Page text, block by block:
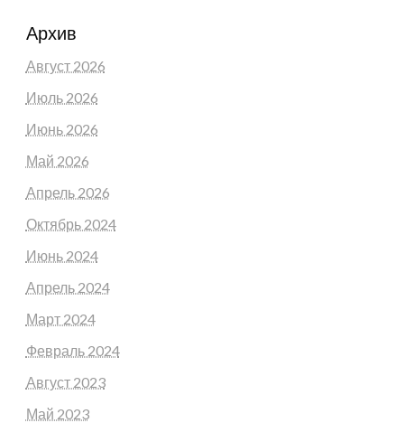
Архив
Август 2026
Июль 2026
Июнь 2026
Май 2026
Апрель 2026
Октябрь 2024
Июнь 2024
Апрель 2024
Март 2024
Февраль 2024
Август 2023
Май 2023